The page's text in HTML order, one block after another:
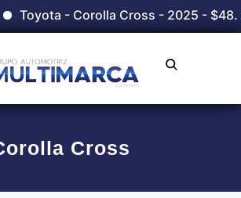
Toyota - Corolla Cross - 2025 -
Cross